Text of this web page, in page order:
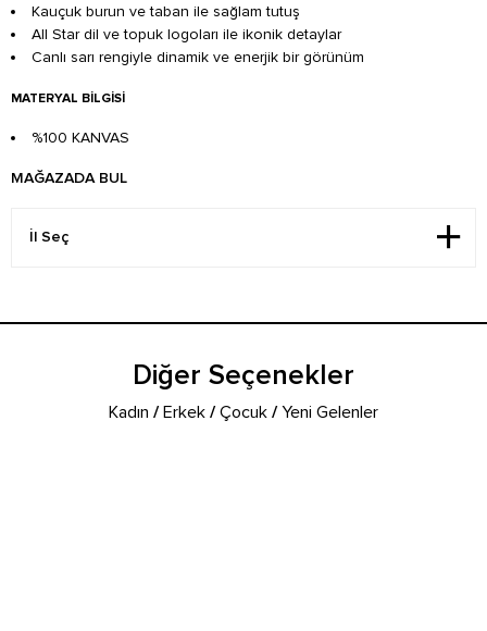
Kauçuk burun ve taban ile sağlam tutuş
All Star dil ve topuk logoları ile ikonik detaylar
Canlı sarı rengiyle dinamik ve enerjik bir görünüm
MATERYAL BILGISI
%100 KANVAS
MAĞAZADA BUL
Diğer Seçenekler
Kadın /Erkek /Çocuk /Yeni Gelenler